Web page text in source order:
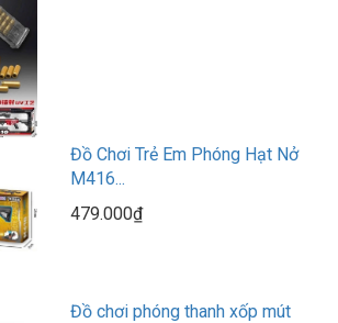
Đồ Chơi Trẻ Em Phóng Hạt Nở
M416...
479.000₫
Đồ chơi phóng thanh xốp mút